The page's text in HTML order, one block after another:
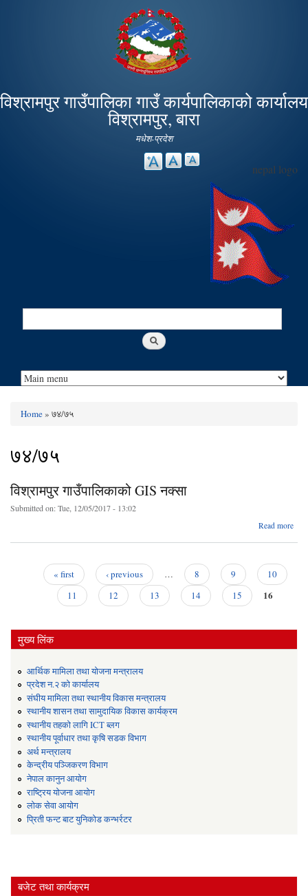
main
content
विश्रामपुर गाउँपालिका गाउँ कार्यपालिकाको कार्यालय
विश्रामपुर, बारा
मधेश-प्रदेश
nepal logo
Search
Home» ७४/७५
७४/७५
विश्रामपुर गाउँपालिकाको GIS नक्सा
Submitted on:Tue, 12/05/2017 - 13:02
Read more
« first ‹ previous … 8 9
10
11
12 13 14 15 16
मुख्य लिंक
आर्थिक मामिला तथा योजना मन्त्रालय
प्रदेश न.२ को कार्यालय
संघीय मामिला तथा स्थानीय विकास मन्त्रालय
स्थानीय शासन तथा सामुदायिक विकास कार्यक्रम
स्थानीय तहको लागि ICT ब्लग
स्थानीय पूर्वाधार तथा कृषि सडक विभाग
अर्थ मन्त्रालय
केन्द्रीय पञ्जिकरण विभाग
नेपाल कानुन आयोग
राष्ट्रिय योजना आयोग
लोक सेवा आयोग
प्रिती फन्ट बाट युनिकोड कन्भर्रटर
बजेट तथा कार्यक्रम